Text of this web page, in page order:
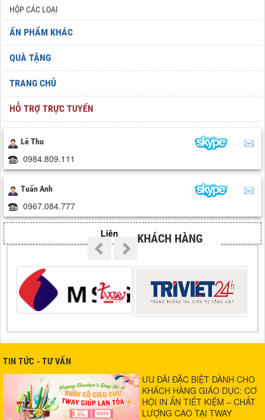
HỘP CÁC LOẠI
ẤN PHẨM KHÁC
QUÀ TẶNG
TRANG CHỦ
HỖ TRỢ TRỰC TUYẾN
Lê Thu
0984.809.111
Tuấn Anh
0967.084.777
Liên hệ hợp tácKHÁCH HÀNG
TIN TỨC - TƯ VẤN
ƯU ĐÃI ĐẶC BIỆT DÀNH CHO
KHÁCH HÀNG GIÁO DỤC: CƠ
HỘI IN ẤN TIẾT KIỆM – CHẤT
LƯỢNG CAO TẠI TWAY